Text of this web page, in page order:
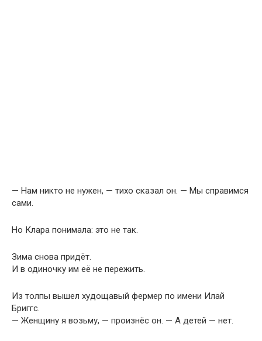
— Нам никто не нужен, — тихо сказал он. — Мы справимся
сами.
Но Клара понимала: это не так.
Зима снова придёт.
И в одиночку им её не пережить.
Из толпы вышел худощавый фермер по имени Илай
Бриггс.
— Женщину я возьму, — произнёс он. — А детей — нет.